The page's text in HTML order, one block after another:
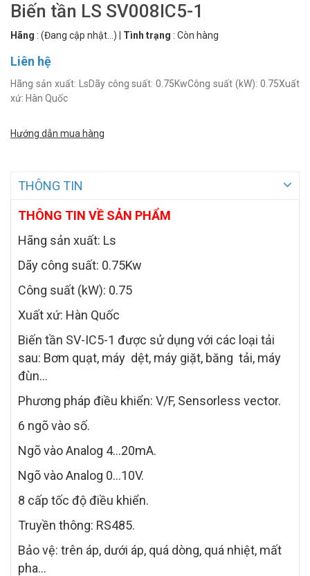
Biến tần LS SV008IC5-1
Hãng : (Đang cập nhật...) Tình trạng : Còn hàng
Liên hệ
Hãng sản xuất: LsDãy công suất: 0.75KwCông suất (kW): 0.75Xuất
xứ: Hàn Quốc
Hướng dẫn mua hàng
THÔNG TIN
THÔNG TIN VỀ SẢN PHẨM
Hãng sản xuất: Ls
Dãy công suất: 0.75Kw
Công suất (kW): 0.75
Xuất xứ: Hàn Quốc
Biến tần SV-IC5-1 được sử dụng với các loại tải
sau: Bơm quạt, máy dệt, máy giặt, băng tải, máy
đùn…
Phương pháp điều khiển: V/F, Sensorless vector.
6 ngõ vào số.
Ngõ vào Analog 4...20mA.
Ngõ vào Analog 0...10V.
8 cấp tốc độ điều khiển.
Truyền thông: RS485.
Bảo vệ: trên áp, dưới áp, quá dòng, quá nhiệt, mất
pha...